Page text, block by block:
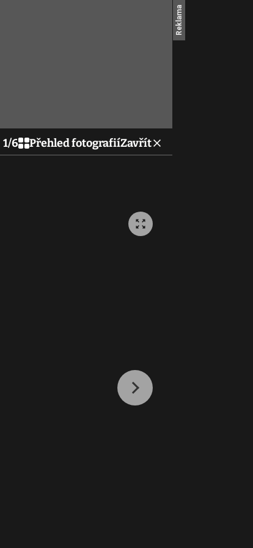
1/6 Přehled fotografiíZavřít